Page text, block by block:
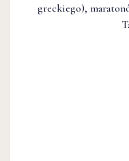
greckiego),